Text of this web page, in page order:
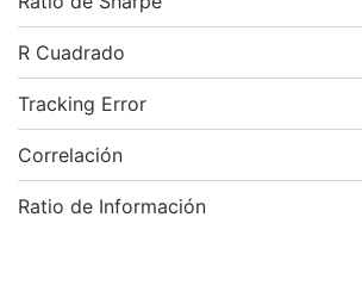
R Cuadrado
Tracking Error
Correlación
Ratio de Información